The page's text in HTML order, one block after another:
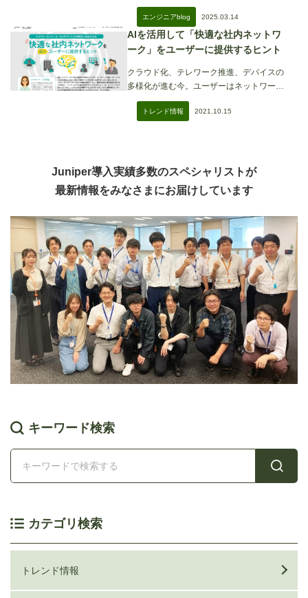
エンジニアblog 2025.03.14
AIを活用して「快適な社内ネットワ
ーク」をユーザーに提供するヒント
クラウド化、テレワーク推進、デバイスの
多様化が進む今。ユーザーはネットワーク
に不満を抱え
トレンド情報 2021.10.15
Juniper導入実績多数のスペシャリストが
最新情報をみなさまにお届けしています
キーワード検索
カテゴリ検索
トレンド情報